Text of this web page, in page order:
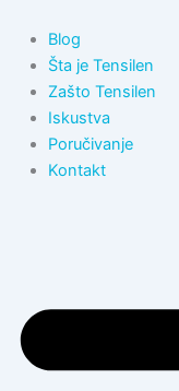
садржај
Blog
Šta je Tensilen
Zašto Tensilen
Iskustva
Poručivanje
Kontakt